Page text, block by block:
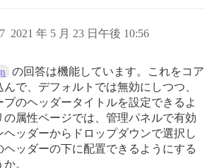
2021 年 5 月 23 日午後 10:56
7
の回答は機能しています。これをコア
で、デフォルトでは無効にしつつ、
のヘッダータイトルを設定できるよ
の属性ページでは、管理パネルで有効
ッダーからドロップダウンで選択し
ッダーの下に配置できるようにする
。